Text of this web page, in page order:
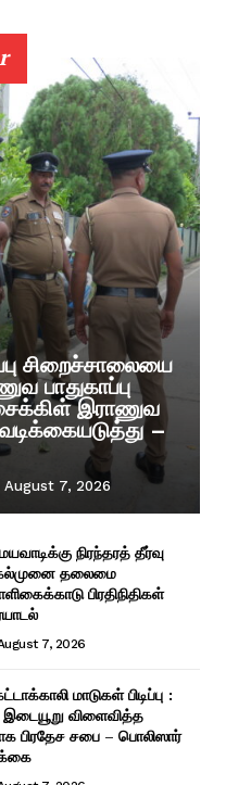
சிறைச்சாலையை
பாதுகாப்பு
இராணுவ
–
August 7, 2026
நிரந்தரத் தீர்வு
கல்முனை தலைமை
பிரதிநிதிகள்
7, 2026
மாடுகள் பிடிப்பு :
இடையூறு விளைவித்த
பிரதேச சபை – பொலிஸார்